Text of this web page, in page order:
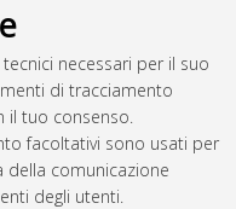
necessari per il suo
di tracciamento
il tuo consenso.
facoltativi sono usati per
della comunicazione
degli utenti.
waste pyrolysis and its
model systems to real
Studiorum Università
industriale, 38
7 20:44:48 2026 CEST